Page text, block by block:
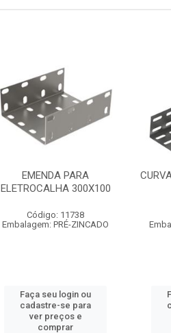
CURVA VERTICAL INTERNA
90 300X100
Código: 11739
Embalagem: PRÉ-ZINCADO
Faça seu login ou
cadastre-se para
ver preços e
comprar